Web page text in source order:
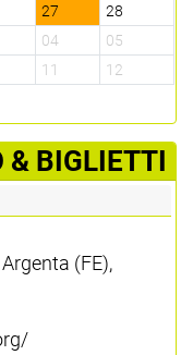
27
28
04
05
11 12
& BIGLIETTI
(FE),